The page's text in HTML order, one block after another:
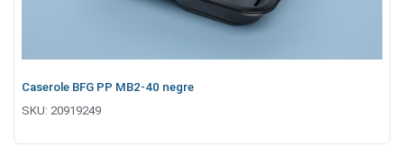
Caserole BFG PP MB2-40 negre
SKU: 20919249